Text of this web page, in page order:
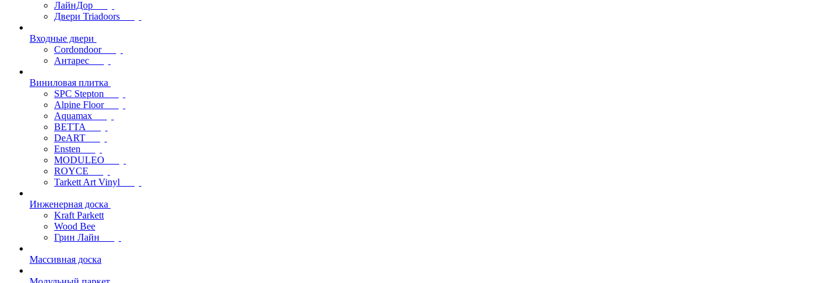
ЛайнДор
Двери Triadoors
Входные двери
Cordondoor
Антарес
Виниловая плитка
SPC Stepton
Alpine Floor
Aquamax
BETTA
DeART
Ensten
MODULEO
ROYCE
Tarkett Art Vinyl
Инженерная доска
Kraft Parkett
Wood Bee
Грин Лайн
Массивная доска